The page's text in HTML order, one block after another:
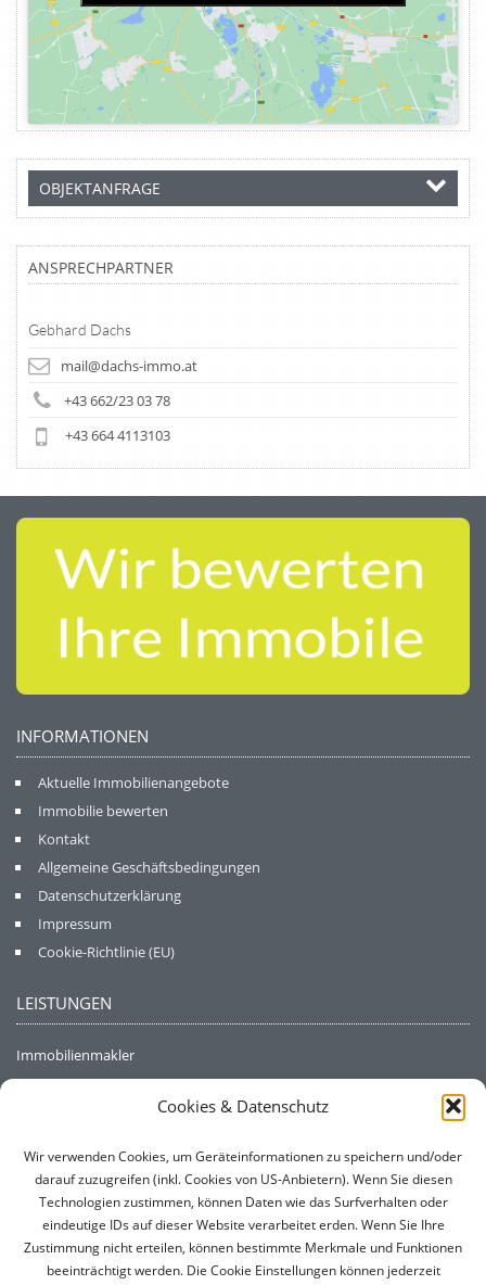
Cookies & Datenschutz
Wir verwenden Cookies, um Geräteinformationen zu speichern und/oder
darauf zuzugreifen (inkl. Cookies von US-Anbietern). Wenn Sie diesen
Technologien zustimmen, können Daten wie das Surfverhalten oder
eindeutige IDs auf dieser Website verarbeitet erden. Wenn Sie Ihre
Zustimmung nicht erteilen, können bestimmte Merkmale und Funktionen
beeinträchtigt werden. Die Cookie Einstellungen können jederzeit
OBJEKTANFRAGE
ANSPRECHPARTNER
Gebhard Dachs
mail@dachs-immo.at
+43 662/23 03 78
+43 664 4113103
INFORMATIONEN
Aktuelle Immobilienangebote
Immobilie bewerten
Kontakt
Allgemeine Geschäftsbedingungen
Datenschutzerklärung
Impressum
Cookie-Richtlinie (EU)
LEISTUNGEN
Immobilienmakler
Bauträger
Schätzgutachten
Beratung
KONTAKTDATEN